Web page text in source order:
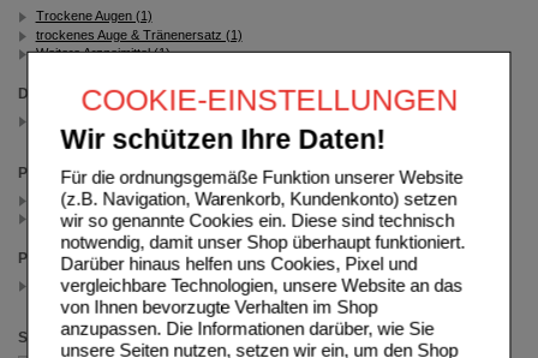
COOKIE-EINSTELLUNGEN
Wir schützen Ihre Daten!
Für die ordnungsgemäße Funktion unserer Website
(z.B. Navigation, Warenkorb, Kundenkonto) setzen
wir so genannte Cookies ein. Diese sind technisch
notwendig, damit unser Shop überhaupt funktioniert.
Darüber hinaus helfen uns Cookies, Pixel und
vergleichbare Technologien, unsere Website an das
von Ihnen bevorzugte Verhalten im Shop
anzupassen. Die Informationen darüber, wie Sie
unsere Seiten nutzen, setzen wir ein, um den Shop
Trockene Augen (1)
trockenes Auge & Tränenersatz (1)
Weitere Arzneimittel (1)
Darreichungsform
(auswahl entfernen)
Packungsgröße
2X10 ml (1)
10X10 ml (1)
Preis
25.00 - 74.99
(auswahl entfernen)
Sortieren nach